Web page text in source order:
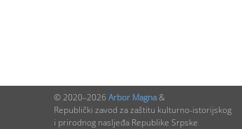
© 2020–2026 Arbor Magna&
Republički zavod za zaštitu kulturno-istorijskog
i prirodnog nasljeđa Republike Srpske